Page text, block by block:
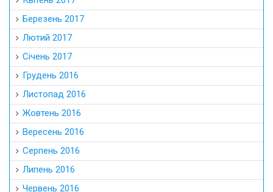
Березень 2017
Лютий 2017
Січень 2017
Грудень 2016
Листопад 2016
Жовтень 2016
Вересень 2016
Серпень 2016
Липень 2016
Червень 2016